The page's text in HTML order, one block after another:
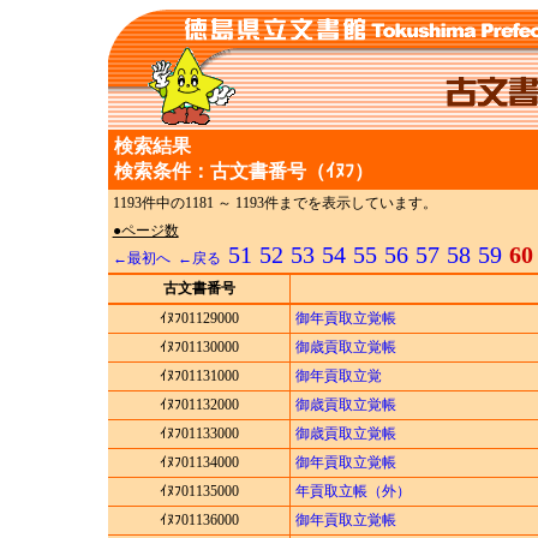
検索結果
検索条件：古文書番号（ｲﾇﾌ）
1193件中の1181 ～ 1193件までを表示しています。
●ページ数
←最初へ
←戻る 51 52 53 54 55 56 57 58 59 60
古文書番号
ｲﾇﾌ01129000
御年貢取立覚帳
ｲﾇﾌ01130000
御歳貢取立覚帳
ｲﾇﾌ01131000
御年貢取立覚
ｲﾇﾌ01132000
御歳貢取立覚帳
ｲﾇﾌ01133000
御歳貢取立覚帳
ｲﾇﾌ01134000
御年貢取立覚帳
ｲﾇﾌ01135000
年貢取立帳（外）
ｲﾇﾌ01136000
御年貢取立覚帳